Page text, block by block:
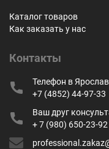
Каталог товаров
Как заказать у нас
Контакты
Телефон в
+7 (4852) 44-97-33
Ваш друг
+ 7 (980) 650-23-92